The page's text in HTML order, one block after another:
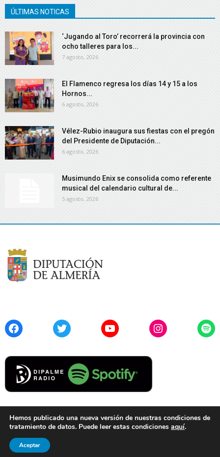
ÚLTIMAS NOTICAS
‘Jugando al Toro’ recorrerá la provincia con
ocho talleres para los...
7 agosto, 2026
El Flamenco regresa los días 14 y 15 a los
Hornos...
6 agosto, 2026
Vélez-Rubio inaugura sus fiestas con el pregón
del Presidente de Diputación...
6 agosto, 2026
Musimundo Enix se consolida como referente
musical del calendario cultural de...
5 agosto, 2026
FacebookTwitter YouTubeInstagram
Cookies
© 2021 Diputación de Almería. Todos los derechos reservados.
Hemos publicado una nueva versión de nuestras condiciones de
tratamiento de datos. Puede leer estas condiciones aquí.
Aceptar